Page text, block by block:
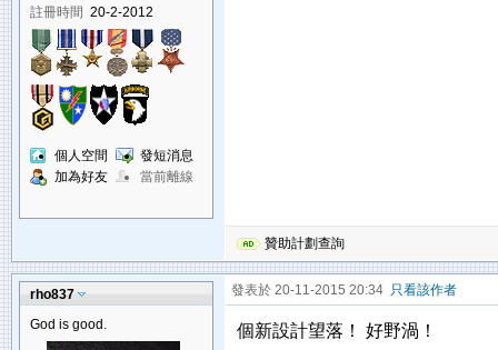
註冊時間 20-2-2012
個人空間
發短消息
加為好友
當前離線
贊助計劃查詢
rho837
God is good.
發表於 20-11-2015 20:34 只看該作者
個新設計望落！ 好野渦！